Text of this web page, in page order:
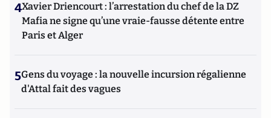
4Xavier Driencourt : l’arrestation du chef de la DZ
Mafia ne signe qu’une vraie-fausse détente entre
Paris et Alger
5Gens du voyage : la nouvelle incursion régalienne
d'Attal fait des vagues